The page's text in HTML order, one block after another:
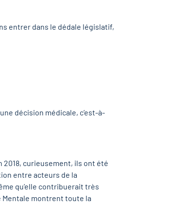
entrer dans le dédale législatif,
décision médicale, c’est-à-
2018, curieusement, ils ont été
entre acteurs de la
qu’elle contribuerait très
Mentale montrent toute la